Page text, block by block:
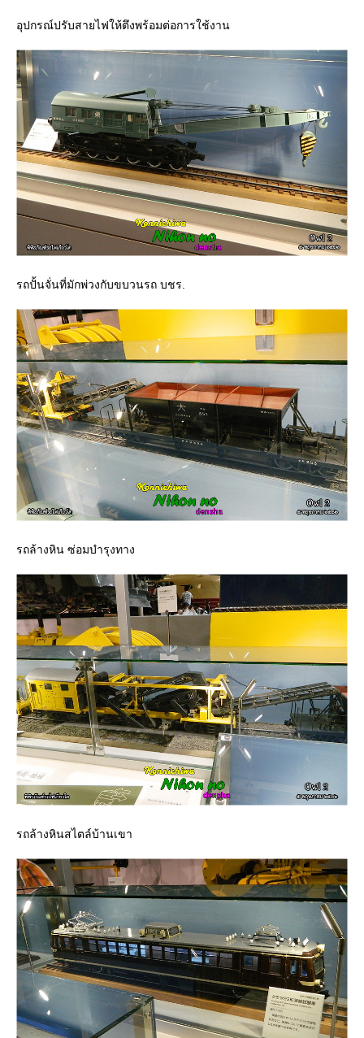
อุปกรณ์ปรับสายไฟให้ตึงพร้อมต่อการใช้งาน
รถปั้นจั่นที่มักพ่วงกับขบวนรถ บชร.
รถล้างหิน ซ่อมบำรุงทาง
รถล้างหินสไตล์บ้านเขา